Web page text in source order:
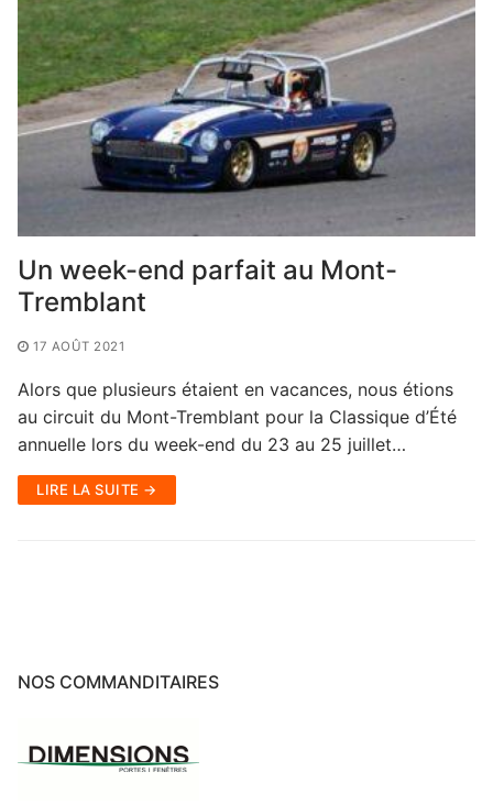
Un week-end parfait au Mont-
Tremblant
17 AOÛT 2021
Alors que plusieurs étaient en vacances, nous étions
au circuit du Mont-Tremblant pour la Classique d’Été
annuelle lors du week-end du 23 au 25 juillet…
LIRE LA SUITE →
NOS COMMANDITAIRES